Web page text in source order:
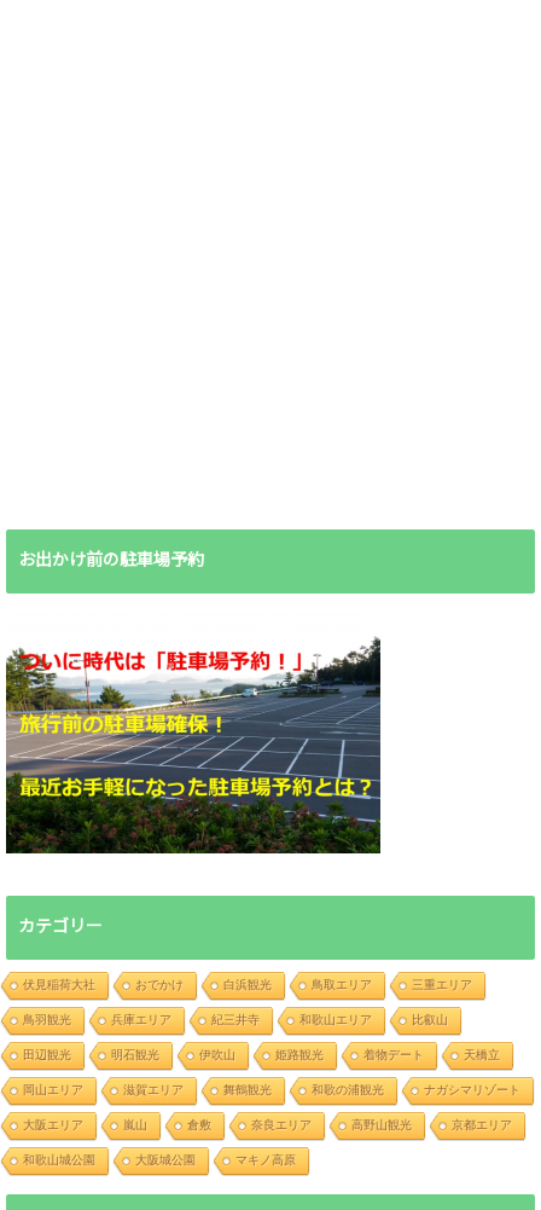
お出かけ前の駐車場予約
カテゴリー
伏見稲荷大社 おでかけ 白浜観光 鳥取エリア 三重エリア
鳥羽観光 兵庫エリア 紀三井寺 和歌山エリア 比叡山
田辺観光 明石観光 伊吹山 姫路観光 着物デート 天橋立
岡山エリア 滋賀エリア 舞鶴観光 和歌の浦観光 ナガシマリゾート
大阪エリア 嵐山 倉敷 奈良エリア 高野山観光 京都エリア
和歌山城公園 大阪城公園 マキノ高原